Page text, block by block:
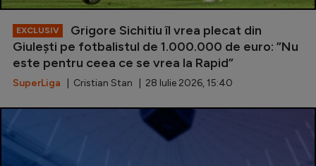
EXCLUSIV
Grigore Sichitiu îl vrea plecat din
Giulești pe fotbalistul de 1.000.000 de euro: ”Nu
este pentru ceea ce se vrea la Rapid”
SuperLiga | Cristian Stan | 28 Iulie 2026, 15:40